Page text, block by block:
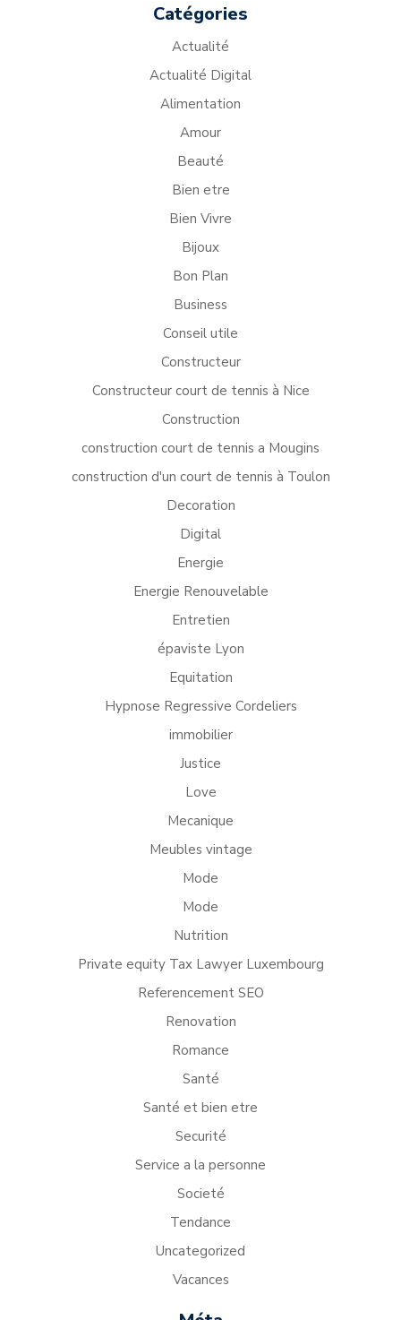
Catégories
Actualité
Actualité Digital
Alimentation
Amour
Beauté
Bien etre
Bien Vivre
Bijoux
Bon Plan
Business
Conseil utile
Constructeur
Constructeur court de tennis à Nice
Construction
construction court de tennis a Mougins
construction d'un court de tennis à Toulon
Decoration
Digital
Energie
Energie Renouvelable
Entretien
épaviste Lyon
Equitation
Hypnose Regressive Cordeliers
immobilier
Justice
Love
Mecanique
Meubles vintage
Mode
Mode
Nutrition
Private equity Tax Lawyer Luxembourg
Referencement SEO
Renovation
Romance
Santé
Santé et bien etre
Securité
Service a la personne
Societé
Tendance
Uncategorized
Vacances